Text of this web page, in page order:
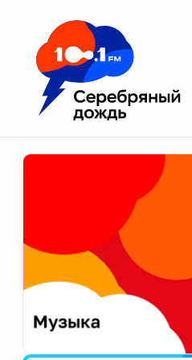
Москва 100.1 FM
Апатиты
Екатеринбург
Калининград
Калуга